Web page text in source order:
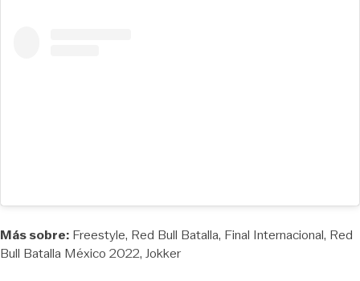
Más sobre: Freestyle Red Bull Batalla Final Internacional Red
Bull Batalla México 2022 Jokker